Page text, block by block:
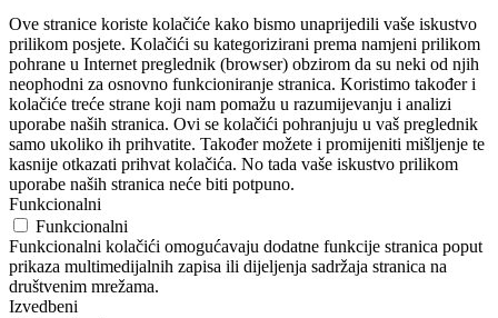
Ove stranice koriste kolačiće kako bismo unaprijedili vaše iskustvo
prilikom posjete. Kolačići su kategorizirani prema namjeni prilikom
pohrane u Internet preglednik (browser) obzirom da su neki od njih
neophodni za osnovno funkcioniranje stranica. Koristimo također i
kolačiće treće strane koji nam pomažu u razumijevanju i analizi
uporabe naših stranica. Ovi se kolačići pohranjuju u vaš preglednik
samo ukoliko ih prihvatite. Također možete i promijeniti mišljenje te
kasnije otkazati prihvat kolačića. No tada vaše iskustvo prilikom
uporabe naših stranica neće biti potpuno.
Funkcionalni
Funkcionalni
Funkcionalni kolačići omogućavaju dodatne funkcije stranica poput
prikaza multimedijalnih zapisa ili dijeljenja sadržaja stranica na
društvenim mrežama.
Izvedbeni